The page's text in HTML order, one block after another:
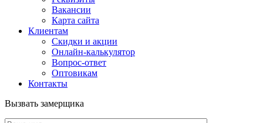
Вакансии
Карта сайта
Клиентам
Скидки и акции
Онлайн-калькулятор
Вопрос-ответ
Оптовикам
Контакты
Вызвать замерщика